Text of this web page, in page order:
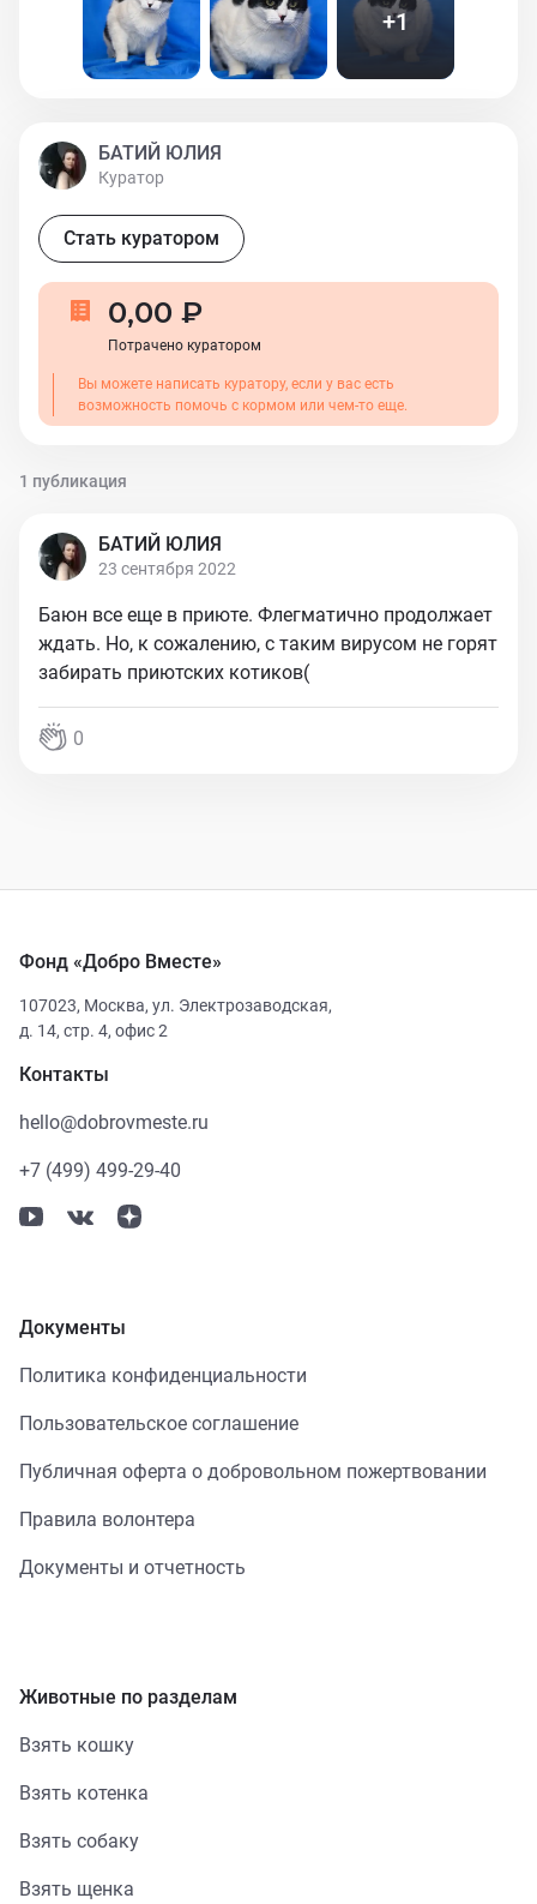
+1
БАТИЙ ЮЛИЯ
Куратор
Стать куратором
0,00 ₽
Потрачено куратором
Вы можете написать куратору, если у вас есть
возможность помочь с кормом или чем-то еще.
1 публикация
БАТИЙ ЮЛИЯ
23 сентября 2022
Баюн все еще в приюте. Флегматично продолжает
ждать. Но, к сожалению, с таким вирусом не горят
забирать приютских котиков(
0
Фонд «Добро Вместе»
107023, Москва, ул. Электрозаводская,
д. 14, стр. 4, офис 2
Контакты
hello@dobrovmeste.ru
+7 (499) 499-29-40
Документы
Политика конфиденциальности
Пользовательское соглашение
Публичная оферта о добровольном пожертвовании
Правила волонтера
Документы и отчетность
Животные по разделам
Взять кошку
Взять котенка
Взять собаку
Взять щенка